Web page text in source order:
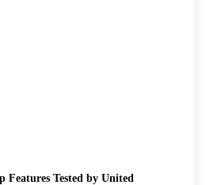
Features Tested by United